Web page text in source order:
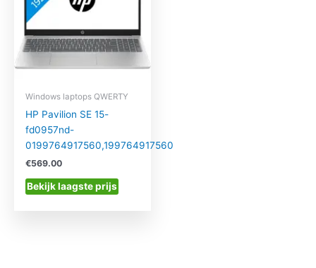
Windows laptops QWERTY
HP Pavilion SE 15-
fd0957nd-
0199764917560,199764917560
€569.00
Bekijk laagste prijs